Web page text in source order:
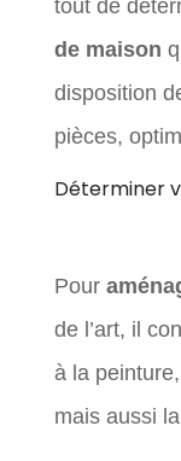
tout de
de maison
disposition
pièces,
Déterminer
Pour
de l’art, il
à la
mais aussi